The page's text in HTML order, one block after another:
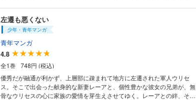
っかけに、無骨なウリセスの心にも家族への愛情が芽生えていく――ネッ
トで話題沸騰！ 寡黙な鬼軍人＆不器用新妻の癒し系日常ファンタジー、
待望の書籍化！
左遷も悪くない
少年・青年マンガ
青年マンガ
4.8
全1巻
748円 (税込)
優秀だが融通が利かず、上層部に疎まれて地方に左遷された軍人ウリセ
ス。そこで出会った献身的な新妻レーアと、個性豊かな彼女の兄弟が、無
骨なウリセスの心に家族の愛情を芽生えさせてゆく。レーアとの絆、そし